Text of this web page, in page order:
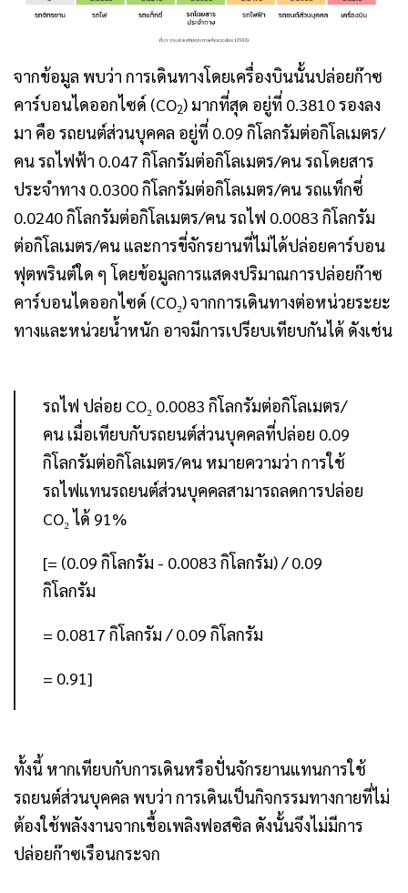
จากข้อมูล พบว่า การเดินทางโดยเครื่องบินนั้นปล่อยก๊าซ
คาร์บอนไดออกไซด์ (CO2) มากที่สุด อยู่ที่ 0.3810 รองลง
มา คือ รถยนต์ส่วนบุคคล อยู่ที่ 0.09 กิโลกรัมต่อกิโลเมตร/
คน รถไฟฟ้า 0.047 กิโลกรัมต่อกิโลเมตร/คน รถโดยสาร
ประจำทาง 0.0300 กิโลกรัมต่อกิโลเมตร/คน รถแท็กซี่
0.0240 กิโลกรัมต่อกิโลเมตร/คน รถไฟ 0.0083 กิโลกรัม
ต่อกิโลเมตร/คน และการขี่จักรยานที่ไม่ได้ปล่อยคาร์บอน
ฟุตพรินต์ใด ๆ โดยข้อมูลการแสดงปริมาณการปล่อยก๊าซ
คาร์บอนไดออกไซด์ (CO₂) จากการเดินทางต่อหน่วยระยะ
ทางและหน่วยน้ำหนัก อาจมีการเปรียบเทียบกันได้ ดังเช่น
รถไฟ ปล่อย CO₂ 0.0083 กิโลกรัมต่อกิโลเมตร/
คน เมื่อเทียบกับรถยนต์ส่วนบุคคลที่ปล่อย 0.09
กิโลกรัมต่อกิโลเมตร/คน หมายความว่า การใช้
รถไฟแทนรถยนต์ส่วนบุคคลสามารถลดการปล่อย
CO₂ ได้ 91%
[= (0.09 กิโลกรัม - 0.0083 กิโลกรัม) / 0.09
กิโลกรัม
= 0.0817 กิโลกรัม / 0.09 กิโลกรัม
= 0.91]
ทั้งนี้ หากเทียบกับการเดินหรือปั่นจักรยานแทนการใช้
รถยนต์ส่วนบุคคล พบว่า การเดินเป็นกิจกรรมทางกายที่ไม่
ต้องใช้พลังงานจากเชื้อเพลิงฟอสซิล ดังนั้นจึงไม่มีการ
ปล่อยก๊าซเรือนกระจก